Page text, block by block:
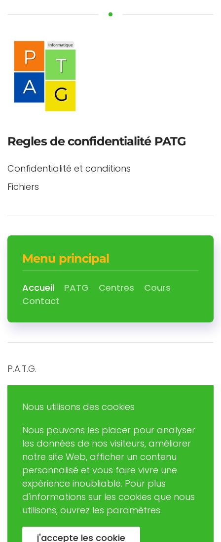
Regles de confidentialité PATG
Confidentialité et conditions
Fichiers
Menu principal
Accueil PATG Centres
Cours
Contact
P.A.T.G.
Eric RUDAZ
(Président de PATG)
patginformatique@gmail.com
02 57 63 06 37
Association loi 1901 créée en 2003
Nous utilisons des cookies
Nous pouvons les placer pour analyser
les données de nos visiteurs, améliorer
notre site Web, afficher un contenu
personnalisé et vous faire vivre une
expérience inoubliable. Pour plus
d'informations sur les cookies que nous
utilisons, ouvrez les paramètres.
j'accepte les cookie